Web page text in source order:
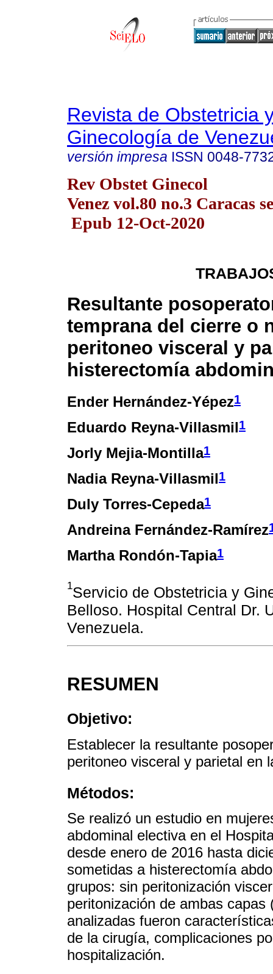
Revista de Obstetricia
Ginecología de
versión impresa ISSN 0048-
Rev Obstet Ginecol
Venez vol.80 no.3 Caracas
Epub 12-Oct-2020
Resultante
temprana del cierre o
peritoneo visceral y
histerectomía
Ender Hernández-Yépez1
Eduardo Reyna-Villasmil1
Jorly Mejia-Montilla1
Nadia Reyna-Villasmil1
Duly Torres-Cepeda1
Andreina Fernández-Ramírez
Martha Rondón-Tapia1
1Servicio de Obstetricia y
Belloso. Hospital Central Dr.
Venezuela.
RESUMEN
Objetivo:
Establecer la resultante
peritoneo visceral y parietal en
Métodos:
Se realizó un estudio en
abdominal electiva en el
desde enero de 2016 hasta
sometidas a histerectomía
grupos: sin peritonización
peritonización de ambas
analizadas fueron
de la cirugía, complicaciones
hospitalización.